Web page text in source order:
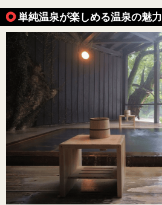
単純温泉が楽しめる温泉の魅力